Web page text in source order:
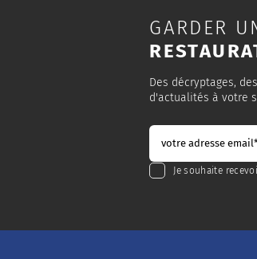
GARDER
Des décryptages,
d'actualités à votre
Je souhaite